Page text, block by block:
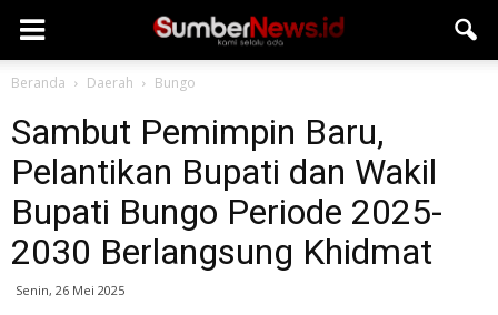
Beranda Daerah Bungo
Sambut Pemimpin Baru,
Pelantikan Bupati dan Wakil
Bupati Bungo Periode 2025-
2030 Berlangsung Khidmat
Senin, 26 Mei 2025